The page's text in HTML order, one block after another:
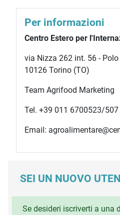
Per informazioni
Centro Estero per
via Nizza 262 int. 56 -
10126 Torino (TO)
Team Agrifood Marketing
Tel. +39 011 6700523/
Email:
SEI UN NUOVO
Se desideri iscriverti a una